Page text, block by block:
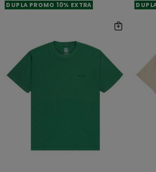
DUPLA PROMO 10% EXTRA